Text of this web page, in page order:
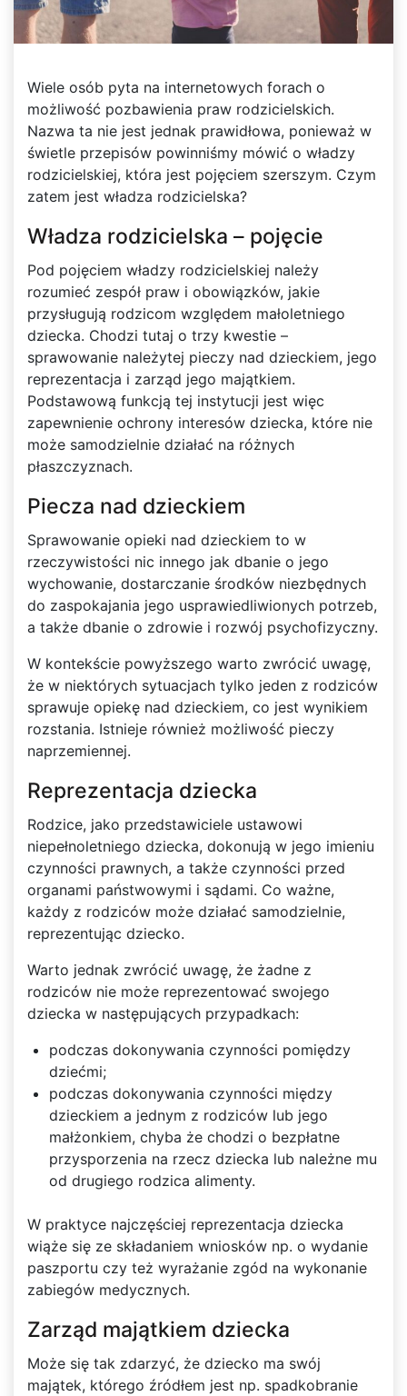
Wiele osób pyta na internetowych forach o
możliwość pozbawienia praw rodzicielskich.
Nazwa ta nie jest jednak prawidłowa, ponieważ w
świetle przepisów powinniśmy mówić o władzy
rodzicielskiej, która jest pojęciem szerszym. Czym
zatem jest władza rodzicielska?
Władza rodzicielska – pojęcie
Pod pojęciem władzy rodzicielskiej należy
rozumieć zespół praw i obowiązków, jakie
przysługują rodzicom względem małoletniego
dziecka. Chodzi tutaj o trzy kwestie –
sprawowanie należytej pieczy nad dzieckiem, jego
reprezentacja i zarząd jego majątkiem.
Podstawową funkcją tej instytucji jest więc
zapewnienie ochrony interesów dziecka, które nie
może samodzielnie działać na różnych
płaszczyznach.
Piecza nad dzieckiem
Sprawowanie opieki nad dzieckiem to w
rzeczywistości nic innego jak dbanie o jego
wychowanie, dostarczanie środków niezbędnych
do zaspokajania jego usprawiedliwionych potrzeb,
a także dbanie o zdrowie i rozwój psychofizyczny.
W kontekście powyższego warto zwrócić uwagę,
że w niektórych sytuacjach tylko jeden z rodziców
sprawuje opiekę nad dzieckiem, co jest wynikiem
rozstania. Istnieje również możliwość pieczy
naprzemiennej.
Reprezentacja dziecka
Rodzice, jako przedstawiciele ustawowi
niepełnoletniego dziecka, dokonują w jego imieniu
czynności prawnych, a także czynności przed
organami państwowymi i sądami. Co ważne,
każdy z rodziców może działać samodzielnie,
reprezentując dziecko.
Warto jednak zwrócić uwagę, że żadne z
rodziców nie może reprezentować swojego
dziecka w następujących przypadkach:
podczas dokonywania czynności pomiędzy
dziećmi;
podczas dokonywania czynności między
dzieckiem a jednym z rodziców lub jego
małżonkiem, chyba że chodzi o bezpłatne
przysporzenia na rzecz dziecka lub należne mu
od drugiego rodzica alimenty.
W praktyce najczęściej reprezentacja dziecka
wiąże się ze składaniem wniosków np. o wydanie
paszportu czy też wyrażanie zgód na wykonanie
zabiegów medycznych.
Zarząd majątkiem dziecka
Może się tak zdarzyć, że dziecko ma swój
majątek, którego źródłem jest np. spadkobranie